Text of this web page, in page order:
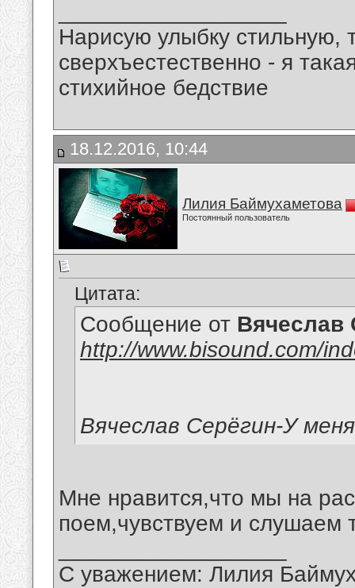
Нарисую улыбку стильную,
сверхъестественно - я
стихийное бедствие
18.12.2016, 10:44
Лилия Баймухаметова
Постоянный пользователь
Цитата:
Сообщение от Вячеслав
http://www.bisound.com/
Вячеслав Серёгин-У
Мне нравится,что мы на
поем,чувствуем и слушаем
С уважением: Лилия